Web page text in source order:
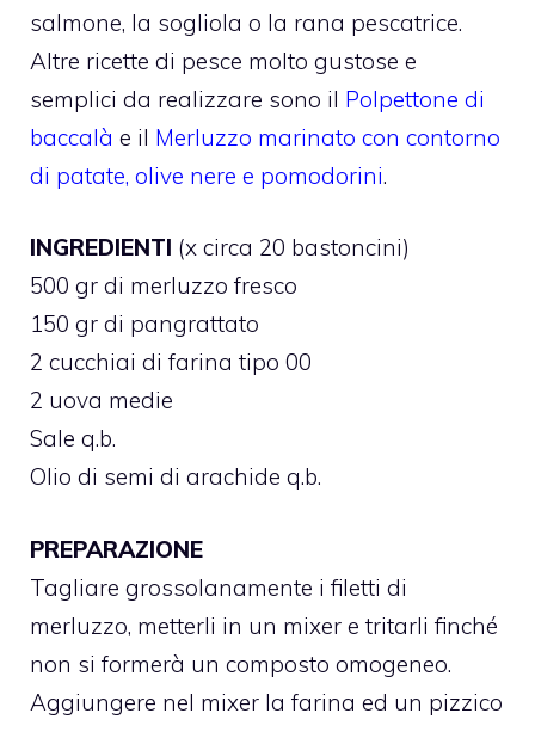
salmone, la sogliola o la rana pescatrice.
Altre ricette di pesce molto gustose e
semplici da realizzare sono il Polpettone di
baccalà e il Merluzzo marinato con contorno
di patate, olive nere e pomodorini.
INGREDIENTI (x circa 20 bastoncini)
500 gr di merluzzo fresco
150 gr di pangrattato
2 cucchiai di farina tipo 00
2 uova medie
Sale q.b.
Olio di semi di arachide q.b.
PREPARAZIONE
Tagliare grossolanamente i filetti di
merluzzo, metterli in un mixer e tritarli finché
non si formerà un composto omogeneo.
Aggiungere nel mixer la farina ed un pizzico